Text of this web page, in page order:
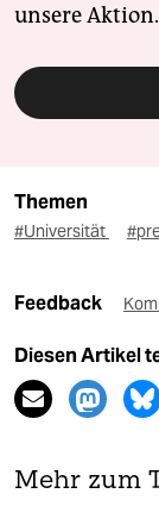
unsere Aktion.
Themen
#Universität
Feedback
Diesen Artikel
Mehr zum